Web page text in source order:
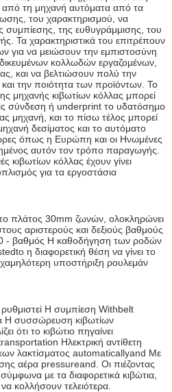
τη μηχανή αυτόματα από τα
του χαρακτηρισμού, να
συμπίεσης, της ευθυγράμμισης, του
Τα χαρακτηριστικά του επιτρέπουν
για να μειώσουν την εμπιστοσύνη
κολλωδών εργαζομένων,
και να βελτιώσουν πολύ την
την ποιότητα των προϊόντων. Το
μηχανής κιβωτίων κόλλας μπορεί
σύνδεση ή underprint το υδατόσημο
μηχανή, και το πίσω τέλος μπορεί
δεσίματος και το αυτόματο
όπως η Ευρώπη και οι Ηνωμένες
αυτόν τον τρόπο παραγωγής.
κιβωτίων κόλλας έχουν γίνει
για τα εργοστάσια
πλάτος 30mm ζωνών, ολοκληρώνει
αριστερούς και δεξιούς βαθμούς
- βαθμός Η καθοδήγηση των ροδών
η διαφορετική θέση να γίνει το
υποστήριξη ρουλεμάν
Η συμπίεση Withbelt
Η συσσώρευση κιβωτίων
ότι το κιβώτιο πηγαίνει
Ηλεκτρική αντίθετη
λακτίσματος automaticallyand Με
αέρα pressureand. Οι πιέζοντας
με τα διαφορετικά κιβώτια,
κολλήσουν τελειότερα.